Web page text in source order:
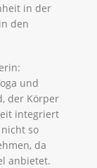
in der
den
und
der Körper
integriert
so
da
anbietet.